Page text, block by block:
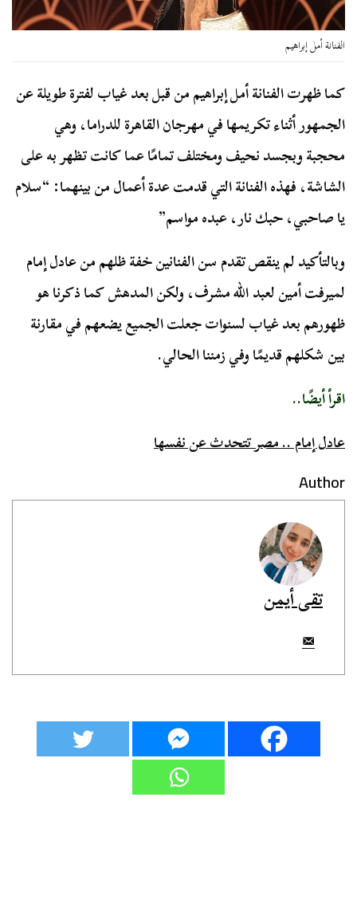
الفنانة أمل إبراهيم
كما ظهرت الفنانة أمل إبراهيم من قبل بعد غياب لفترة طويلة عن
الجمهور أثناء تكريمها في مهرجان القاهرة للدراما، وهي
محجبة وبجسد نحيف ومختلف تمامًا عما كانت تظهر به على
الشاشة، فهذه الفنانة التي قدمت عدة أعمال من بينهما: “سلام
يا صاحبي، حبك نار، عبده مواسم”
وبالتأكيد لم ينقص تقدم سن الفنانين خفة ظلهم من عادل إمام
لميرفت أمين لعبد الله مشرف، ولكن المدهش كما ذكرنا هو
ظهورهم بعد غياب لسنوات جعلت الجميع يضعهم في مقارنة
بين شكلهم قديمًا وفي زمننا الحالي.
اقرأ أيضًا..
عادل إمام .. مصر تتحدث عن نفسها
Author
تقى أيمن